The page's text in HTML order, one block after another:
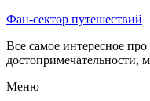
Фан-сектор путешествий
Все самое интересное
достопримечательности,
Меню